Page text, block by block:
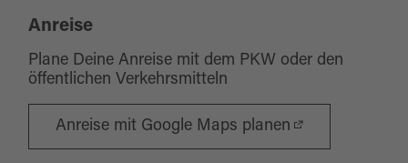
Anreise
Plane Deine Anreise mit dem PKW oder den
öffentlichen Verkehrsmitteln
Anreise mit Google Maps planen